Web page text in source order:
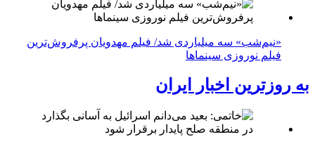
«نیم‌شب» سه میلیاردی شد/ فیلم مهدویان پرفروش‌ترین
فیلم نوروزی سینماها
به روزترین اخبار ایران